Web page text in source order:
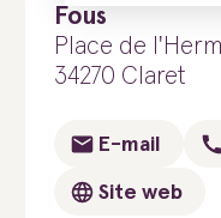
Fous
Place de
34270 Claret
E-mail
Site web